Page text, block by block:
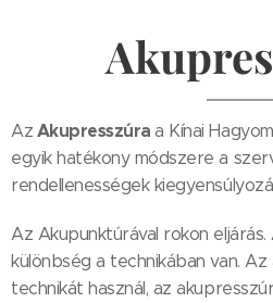
Az Akupresszúra a Kínai
egyik hatékony módszere a
rendellenességek
Az Akupunktúrával rokon eljárás.
különbség a technikában van.
technikát használ, az